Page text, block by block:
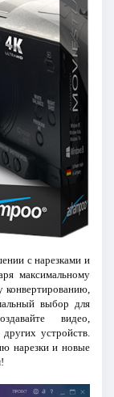
с нарезками и
максимальному
выбор для
видео,
устройств.
нарезки и новые